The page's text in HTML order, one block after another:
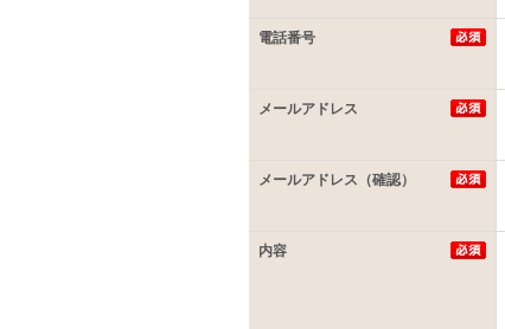
電話番号
メールアドレス
メールアドレス（確認）
内容